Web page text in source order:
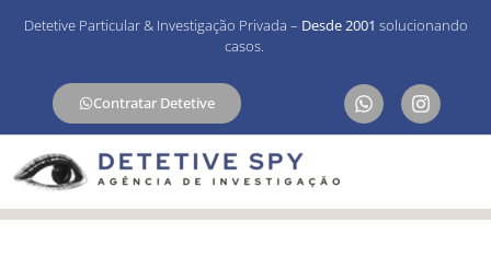
Detetive Particular & Investigação Privada – Desde 2001 solucionando
casos.
Contratar Detetive